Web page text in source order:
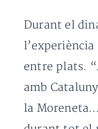
Durant el
entre plats.
amb
la